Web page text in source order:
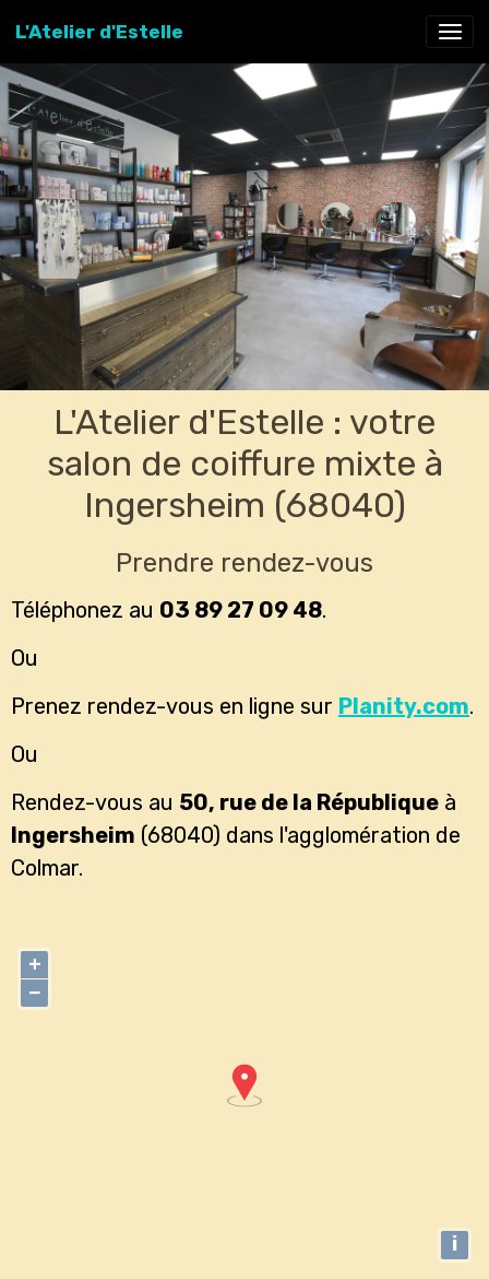
L'Atelier d'Estelle
L'Atelier d'Estelle : votre
salon de coiffure mixte à
Ingersheim (68040)
Prendre rendez-vous
Téléphonez au 03 89 27 09 48.
Ou
Prenez rendez-vous en ligne sur Planity.com.
Ou
Rendez-vous au 50, rue de la République à
Ingersheim (68040) dans l'agglomération de
Colmar.
+
−
i